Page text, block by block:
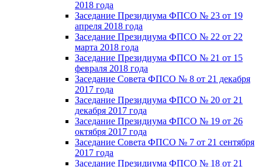
2018 года
Заседание Президиума ФПСО № 23 от 19
апреля 2018 года
Заседание Президиума ФПСО № 22 от 22
марта 2018 года
Заседание Президиума ФПСО № 21 от 15
февраля 2018 года
Заседание Совета ФПСО № 8 от 21 декабря
2017 года
Заседание Президиума ФПСО № 20 от 21
декабря 2017 года
Заседание Президиума ФПСО № 19 от 26
октября 2017 года
Заседание Совета ФПСО № 7 от 21 сентября
2017 года
Заседание Президиума ФПСО № 18 от 21